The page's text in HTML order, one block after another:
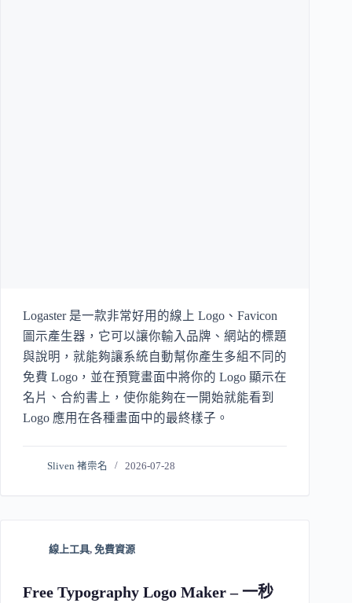
Logaster 是一款非常好用的線上 Logo、Favicon
圖示產生器，它可以讓你輸入品牌、網站的標題
與說明，就能夠讓系統自動幫你產生多組不同的
免費 Logo，並在預覽畫面中將你的 Logo 顯示在
名片、合約書上，使你能夠在一開始就能看到
Logo 應用在各種畫面中的最終樣子。
Sliven 褚崇名 2026-07-28
線上工具, 免費資源
Free Typography Logo Maker – 一秒